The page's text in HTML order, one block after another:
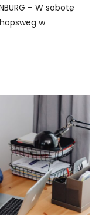
– W sobotę
w